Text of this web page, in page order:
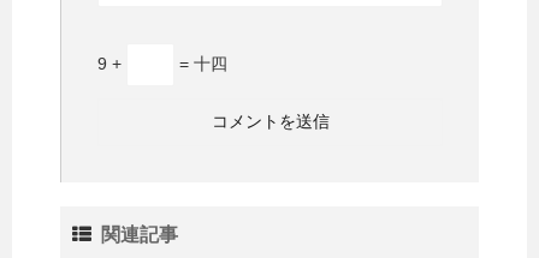
9 + = 十四
関連記事